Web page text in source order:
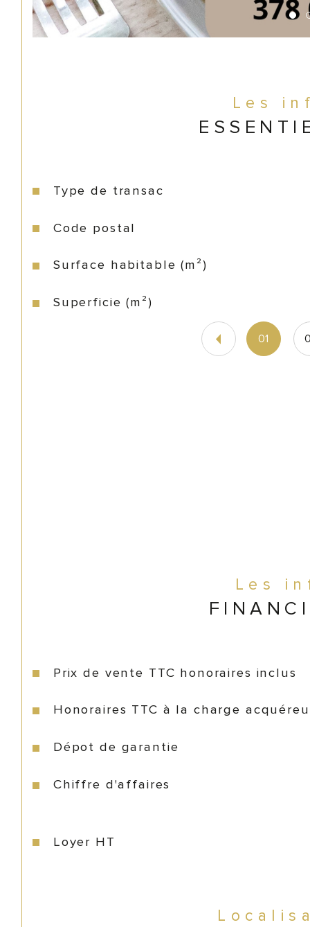
Les
Caractéristiques Valeurs
Type de transac
Code postal
Surface habitable (m²)
Superficie (m²)
01
Les
Prix de vente TTC honoraires inclus
Honoraires TTC à la charge
Dépot de garantie
Chiffre d'affaires
Loyer HT